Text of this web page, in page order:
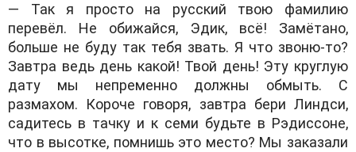
— Так я просто на русский твою фамилию
перевёл. Не обижайся, Эдик, всё! Замётано,
больше не буду так тебя звать. Я что звоню-то?
Завтра ведь день какой! Твой день! Эту круглую
дату мы непременно должны обмыть. С
размахом. Короче говоря, завтра бери Линдси,
садитесь в тачку и к семи будьте в Рэдиссоне,
что в высотке, помнишь это место? Мы заказали